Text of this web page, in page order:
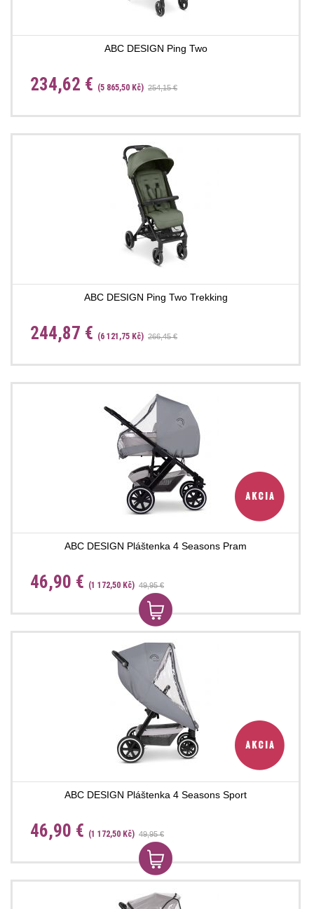
ABC DESIGN Ping Two
234,62 € (5 865,50 Kč) 254,15 €
ABC DESIGN Ping Two Trekking
244,87 € (6 121,75 Kč) 266,45 €
ABC DESIGN Pláštenka 4 Seasons Pram
46,90 € (1 172,50 Kč) 49,95 €
ABC DESIGN Pláštenka 4 Seasons Sport
46,90 € (1 172,50 Kč) 49,95 €